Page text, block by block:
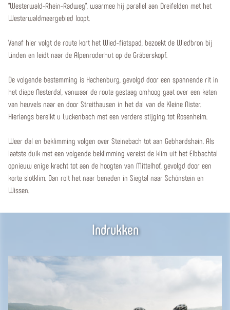
"Westerwald-Rhein-Radweg", waarmee hij parallel aan Dreifelden met het
Westerwaldmeergebied loopt.
Vanaf hier volgt de route kort het Wied-fietspad, bezoekt de Wiedbron bij
Linden en leidt naar de Alpenroderhut op de Gräberskopf.
De volgende bestemming is Hachenburg, gevolgd door een spannende rit in
het diepe Nesterdal, vanwaar de route gestaag omhoog gaat over een keten
van heuvels naar en door Streithausen in het dal van de Kleine Nister.
Hierlangs bereikt u Luckenbach met een verdere stijging tot Rosenheim.
Weer dal en beklimming volgen over Steinebach tot aan Gebhardshain. Als
laatste duik met een volgende beklimming vereist de klim uit het Elbbachtal
opnieuw enige kracht tot aan de hoogten van Mittelhof, gevolgd door een
korte slotklim. Dan rolt het naar beneden in Siegtal naar Schönstein en
Wissen.
Indrukken